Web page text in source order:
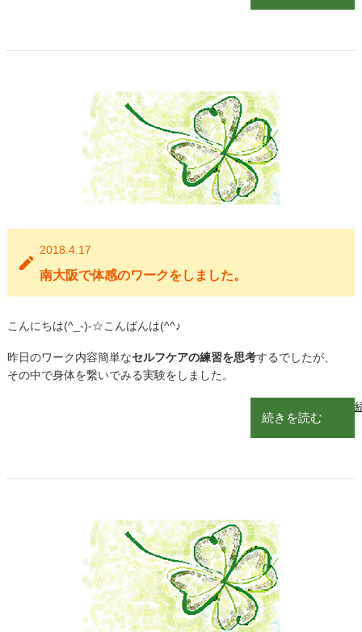
2018.4.17
南大阪で体感のワークをしました。
こんにちは(^_-)-☆こんばんは(^^♪
昨日のワーク内容簡単なセルフケアの練習を思考するでしたが、
その中で身体を繋いでみる実験をしました。